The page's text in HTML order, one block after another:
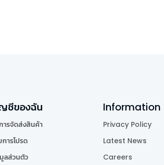
ชีของฉัน
ารจัดส่งสินค้า
การโปรด
ลส่วนตัว
Information
Privacy Policy
Latest News
Careers